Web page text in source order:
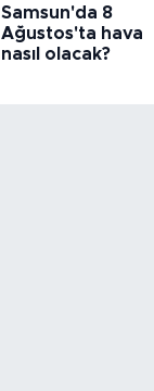
Samsun'da 8
Ağustos'ta hava
nasıl olacak?